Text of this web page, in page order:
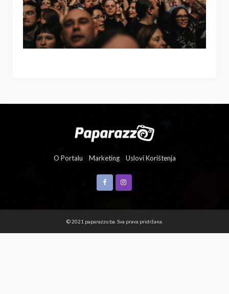
O Portalu Marketing Uslovi Korištenja
© 2021 paparazzo.ba. Sva prava pridržana.